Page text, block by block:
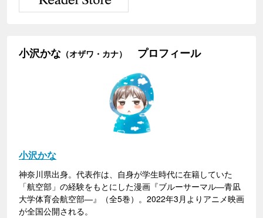
小沢かな （オザワ・カナ） プロフィール
小沢かな
神奈川県出身。代表作は、自身が学生時代に在籍していた
「航空部」の経験をもとにした漫画『ブルーサーマル―青凪
大学体育会航空部―』（全5巻）。2022年3月よりアニメ映画
が全国公開される。